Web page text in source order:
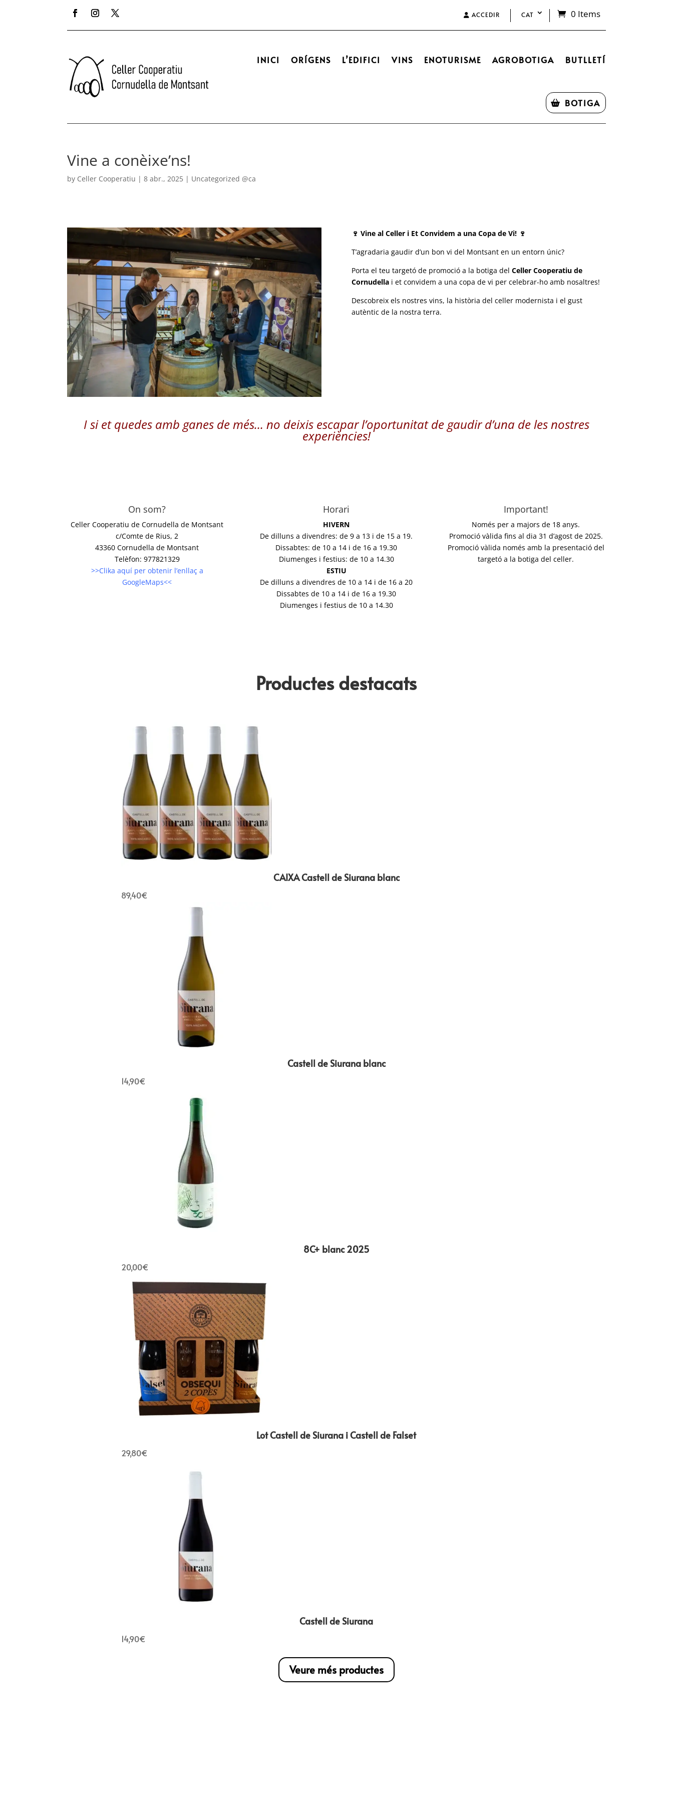
ACCEDIR CAT 0 Items
INICI ORÍGENS L’EDIFICI VINS ENOTURISME AGROBOTIGA BUTLLETÍ
BOTIGA
Vine a conèixe’ns!
by Celler Cooperatiu |8 abr., 2025 | Uncategorized @ca
🍷 Vine al Celler i Et Convidem a una Copa de Vi! 🍷
T’agradaria gaudir d’un bon vi del Montsant en un entorn únic?
Porta el teu targetó de promoció a la botiga del Celler Cooperatiu de
Cornudellai et convidem a una copa de vi per celebrar-ho amb nosaltres!
Descobreix els nostres vins, la història del celler modernista i el gust
autèntic de la nostra terra.
I si et quedes amb ganes de més… no deixis escapar l’oportunitat de gaudir d’una deles nostres
experiències!
On som?
Celler Cooperatiu de Cornudella de Montsant
c/Comte de Rius, 2
43360 Cornudella de Montsant
Telèfon: 977821329
>>Clika aquí per obtenir l’enllaç a
GoogleMaps<<
Horari
HIVERN
De dilluns a divendres: de 9 a 13 i de 15 a 19.
Dissabtes: de 10 a 14 i de 16 a 19.30
Diumenges i festius: de 10 a 14.30
ESTIU
De dilluns a divendres de 10 a 14 i de 16 a 20
Dissabtes de 10 a 14 i de 16 a 19.30
Diumenges i festius de 10 a 14.30
Important!
Només per a majors de 18 anys.
Promoció vàlida fins al dia 31 d’agost de 2025.
Promoció vàlida només amb la presentació del
targetó a la botiga del celler.
Productes destacats
CAIXA Castell de Siurana blanc
89,40€
Castell de Siurana blanc
14,90€
8C+ blanc 2025
20,00€
Lot Castell de Siurana i Castell de Falset
29,80€
Castell de Siurana
14,90€
Veure més productes